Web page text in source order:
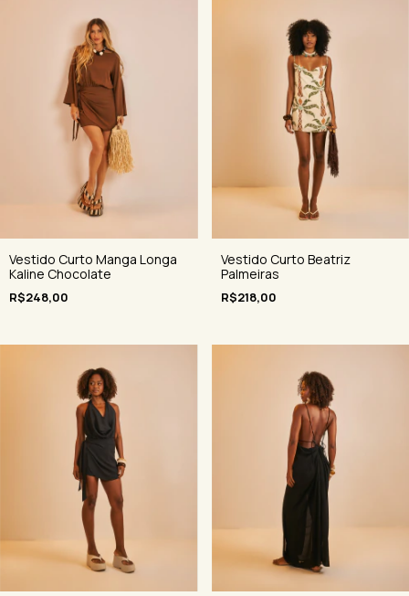
Vestido Curto Manga Longa
Kaline Chocolate
R$248,00
Vestido Curto Beatriz
Palmeiras
R$218,00